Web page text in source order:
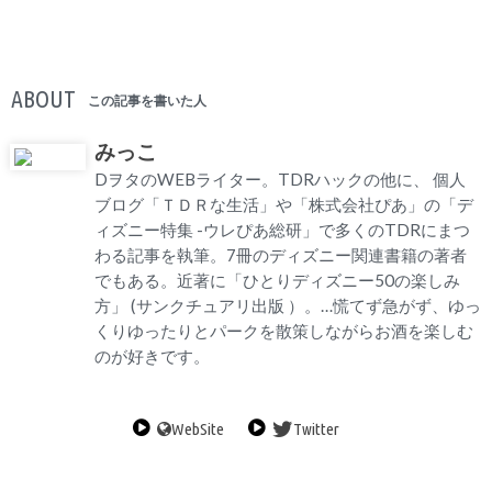
ABOUT この記事を書いた人
みっこ
DヲタのWEBライター。TDRハックの他に、 個人
ブログ「ＴＤＲな生活」や「株式会社ぴあ」の「デ
ィズニー特集 -ウレぴあ総研」で多くのTDRにまつ
わる記事を執筆。7冊のディズニー関連書籍の著者
でもある。近著に「ひとりディズニー50の楽しみ
方」 (サンクチュアリ出版 ）。…慌てず急がず、ゆっ
くりゆったりとパークを散策しながらお酒を楽しむ
のが好きです。
WebSite Twitter